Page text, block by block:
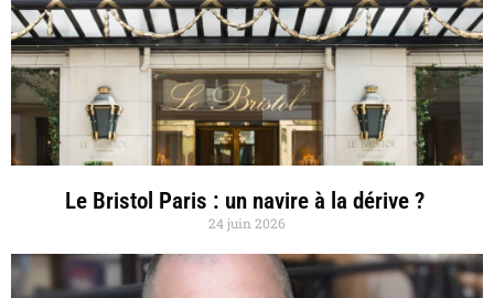
Le Bristol Paris : un navire à la dérive ?
24 juin 2026